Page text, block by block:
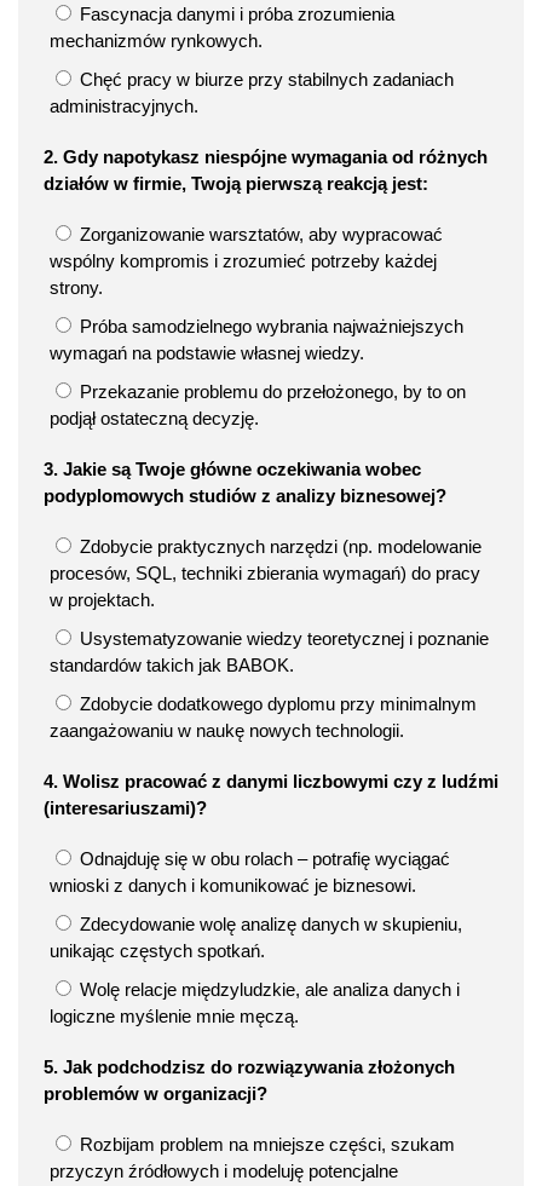
Fascynacja danymi i próba zrozumienia
mechanizmów rynkowych.
Chęć pracy w biurze przy stabilnych zadaniach
administracyjnych.
2. Gdy napotykasz niespójne wymagania od różnych
działów w firmie, Twoją pierwszą reakcją jest:
Zorganizowanie warsztatów, aby wypracować
wspólny kompromis i zrozumieć potrzeby każdej
strony.
Próba samodzielnego wybrania najważniejszych
wymagań na podstawie własnej wiedzy.
Przekazanie problemu do przełożonego, by to on
podjął ostateczną decyzję.
3. Jakie są Twoje główne oczekiwania wobec
podyplomowych studiów z analizy biznesowej?
Zdobycie praktycznych narzędzi (np. modelowanie
procesów, SQL, techniki zbierania wymagań) do pracy
w projektach.
Usystematyzowanie wiedzy teoretycznej i poznanie
standardów takich jak BABOK.
Zdobycie dodatkowego dyplomu przy minimalnym
zaangażowaniu w naukę nowych technologii.
4. Wolisz pracować z danymi liczbowymi czy z ludźmi
(interesariuszami)?
Odnajduję się w obu rolach – potrafię wyciągać
wnioski z danych i komunikować je biznesowi.
Zdecydowanie wolę analizę danych w skupieniu,
unikając częstych spotkań.
Wolę relacje międzyludzkie, ale analiza danych i
logiczne myślenie mnie męczą.
5. Jak podchodzisz do rozwiązywania złożonych
problemów w organizacji?
Rozbijam problem na mniejsze części, szukam
przyczyn źródłowych i modeluję potencjalne